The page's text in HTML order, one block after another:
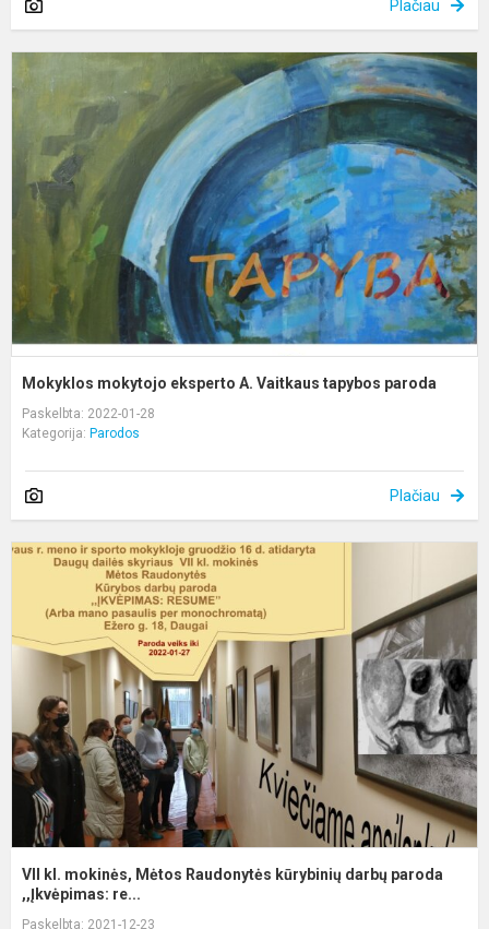
Plačiau
Mokyklos mokytojo eksperto A. Vaitkaus tapybos paroda
Paskelbta: 2022-01-28
Kategorija: Parodos
Plačiau
VII kl. mokinės, Mėtos Raudonytės kūrybinių darbų paroda
,,Įkvėpimas: re...
Paskelbta: 2021-12-23